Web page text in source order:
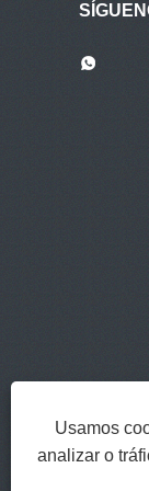
Usamos
analizar o